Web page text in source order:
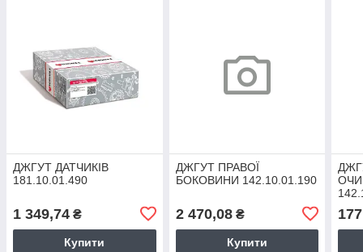
ДЖГУТ ДАТЧИКІВ
181.10.01.490
1 349,74 ₴
Купити
ДЖГУТ ПРАВОЇ
БОКОВИНИ 142.10.01.190
2 470,08₴
Купити